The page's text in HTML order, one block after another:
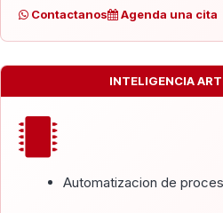
Contactanos Agenda una cita
INTELIGENCIA
Automatizacion de